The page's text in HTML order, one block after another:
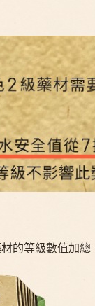
的等級數值加